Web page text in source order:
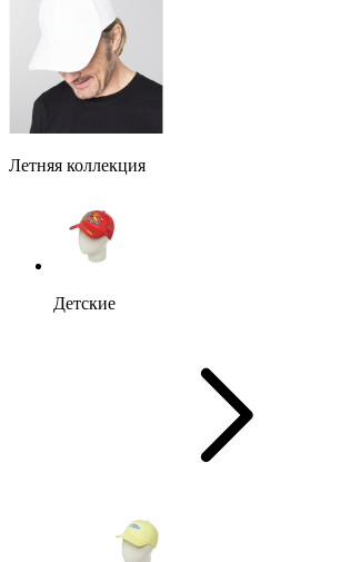
Летняя коллекция
Детские